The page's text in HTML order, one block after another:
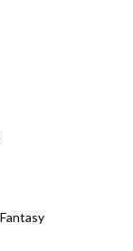
Fantasy